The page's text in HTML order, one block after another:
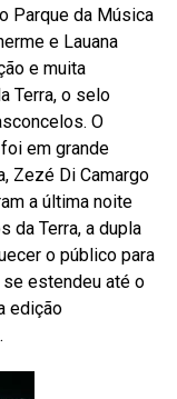
Parque da Música
e Lauana
e muita
Terra, o selo
O
em grande
Zezé Di Camargo
a última noite
da Terra, a dupla
o público para
estendeu até o
edição